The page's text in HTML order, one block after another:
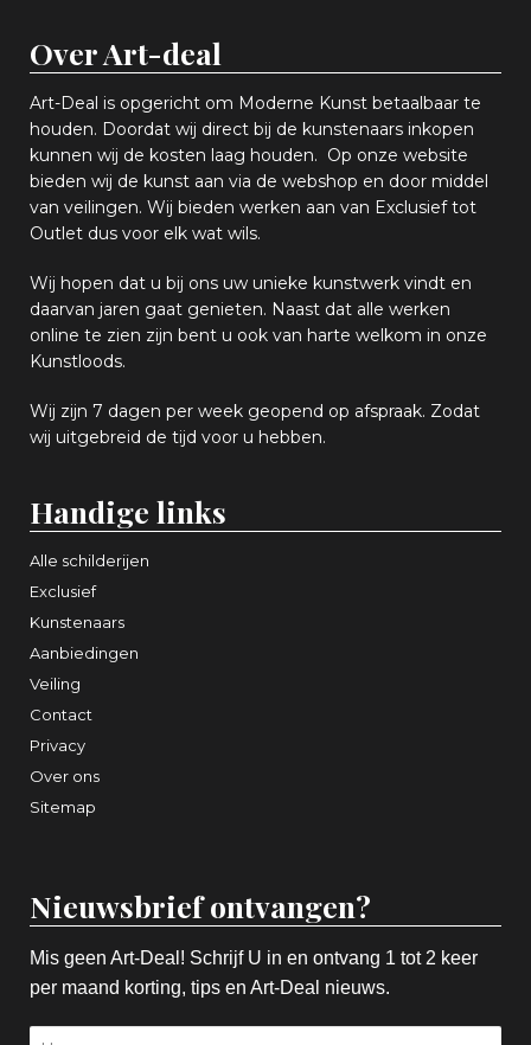
Over Art-deal
Art-Deal is opgericht om Moderne Kunst betaalbaar te
houden. Doordat wij direct bij de kunstenaars inkopen
kunnen wij de kosten laag houden. Op onze website
bieden wij de kunst aan via de webshop en door middel
van veilingen. Wij bieden werken aan van Exclusief tot
Outlet dus voor elk wat wils.
Wij hopen dat u bij ons uw unieke kunstwerk vindt en
daarvan jaren gaat genieten. Naast dat alle werken
online te zien zijn bent u ook van harte welkom in onze
Kunstloods.
Wij zijn 7 dagen per week geopend op afspraak. Zodat
wij uitgebreid de tijd voor u hebben.
Handige links
Alle schilderijen
Exclusief
Kunstenaars
Aanbiedingen
Veiling
Contact
Privacy
Over ons
Sitemap
Nieuwsbrief ontvangen?
Mis geen Art-Deal! Schrijf U in en ontvang 1 tot 2 keer
per maand korting, tips en Art-Deal nieuws.